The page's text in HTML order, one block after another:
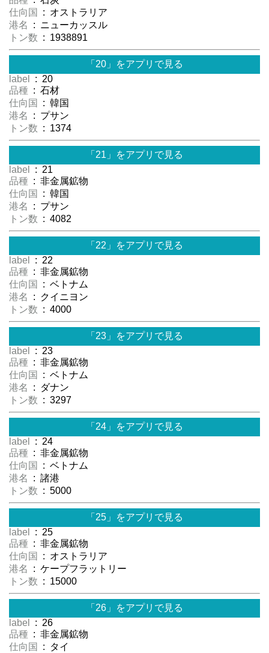
仕向国
: オストラリア
港名
: ニューカッスル
トン数 : 1938891
「20」をアプリで見る
label
: 20
品種 : 石材
仕向国
: 韓国
港名
: プサン
トン数 : 1374
「21」をアプリで見る
label
: 21
品種 : 非金属鉱物
仕向国
: 韓国
港名
: プサン
トン数 : 4082
「22」をアプリで見る
label
: 22
品種 : 非金属鉱物
仕向国
: ベトナム
港名
: クイニヨン
トン数 : 4000
「23」をアプリで見る
label
: 23
品種 : 非金属鉱物
仕向国
: ベトナム
港名
: ダナン
トン数 : 3297
「24」をアプリで見る
label
: 24
品種 : 非金属鉱物
仕向国
: ベトナム
港名
: 諸港
トン数 : 5000
「25」をアプリで見る
label
: 25
品種 : 非金属鉱物
仕向国
: オストラリア
港名
: ケープフラットリー
トン数 : 15000
「26」をアプリで見る
label
: 26
品種 : 非金属鉱物
仕向国
: タイ